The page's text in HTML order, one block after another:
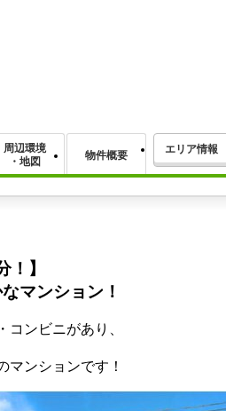
周辺環境
・地図
物件概要 エリア情報
！】
マンション！
コンビニがあり、
マンションです！